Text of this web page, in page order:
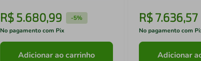
R$ 5.680,99 -5%
No pagamento com Pix
Adicionar ao carrinho
R$7.636,57
No pagamento com
Adicionar